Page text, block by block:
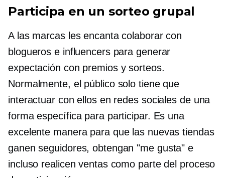
Participa en un sorteo grupal
A las marcas les encanta colaborar con
blogueros e influencers para generar
expectación con premios y sorteos.
Normalmente, el público solo tiene que
interactuar con ellos en redes sociales de una
forma específica para participar. Es una
excelente manera para que las nuevas tiendas
ganen seguidores, obtengan "me gusta" e
incluso realicen ventas como parte del proceso